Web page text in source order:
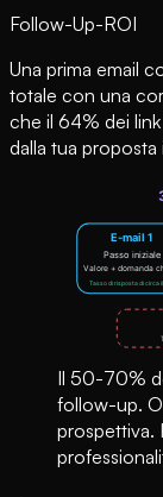
Follow-Up-ROI
Una prima email
totale con una
che il 64% dei
dalla tua proposta
Il 50-70%
follow-up.
prospettiva.